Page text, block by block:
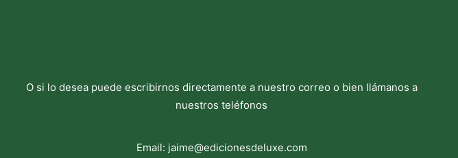
O si lo desea puede escribirnos directamente a nuestro correo o bien llámanos a
nuestros teléfonos
Email: jaime@edicionesdeluxe.com